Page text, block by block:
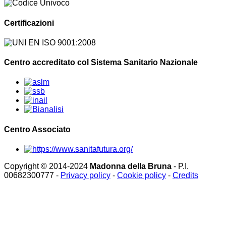
Certificazioni
Centro accreditato col Sistema Sanitario Nazionale
Centro Associato
Copyright © 2014-2024 Madonna della Bruna - P.I.
00682300777 - Privacy policy - Cookie policy - Credits